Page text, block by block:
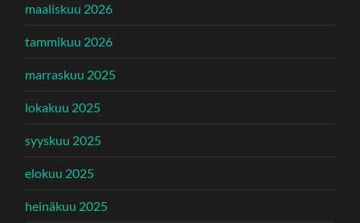
maaliskuu 2026
tammikuu 2026
marraskuu 2025
lokakuu 2025
syyskuu 2025
elokuu 2025
heinäkuu 2025